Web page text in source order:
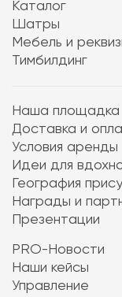
Каталог
Шатры
Мебель и
Тимбилдинг
Наша площадка
Доставка и
Условия аренды
Идеи для
География
Награды и
Презентации
PRO-Новости
Наши кейсы
Управление